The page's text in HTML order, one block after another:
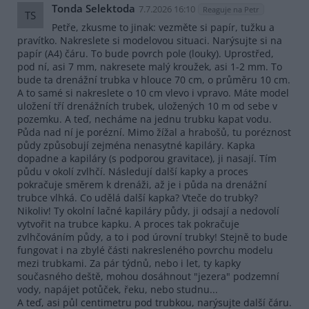
TS Tonda Selektoda 7.7.2026 16:10 Reaguje na Petr
Petře, zkusme to jinak: vezměte si papír, tužku a
pravítko. Nakreslete si modelovou situaci. Narýsujte si na
papír (A4) čáru. To bude povrch pole (louky). Uprostřed,
pod ní, asi 7 mm, nakresete malý kroužek, asi 1-2 mm. To
bude ta drenážní trubka v hlouce 70 cm, o průměru 10 cm.
A to samé si nakreslete o 10 cm vlevo i vpravo. Máte model
uložení tří drenážních trubek, uložených 10 m od sebe v
pozemku. A teď, necháme na jednu trubku kapat vodu.
Půda nad ní je porézní. Mimo žížal a hrabošů, tu poréznost
půdy způsobují zejména nenasytné kapiláry. Kapka
dopadne a kapiláry (s podporou gravitace), ji nasají. Tím
půdu v okolí zvlhčí. Následují další kapky a proces
pokračuje směrem k drenáži, až je i půda na drenážní
trubce vlhká. Co udělá další kapka? Vteče do trubky?
Nikoliv! Ty okolní lačné kapiláry půdy, ji odsají a nedovolí
vytvořit na trubce kapku. A proces tak pokračuje
zvlhčováním půdy, a to i pod úrovní trubky! Stejně to bude
fungovat i na zbylé části nakresleného povrchu modelu
mezi trubkami. Za pár týdnů, nebo i let, ty kapky
současného deště, mohou dosáhnout "jezera" podzemní
vody, napájet potůček, řeku, nebo studnu...
A teď, asi půl centimetru pod trubkou, narýsujte další čáru.